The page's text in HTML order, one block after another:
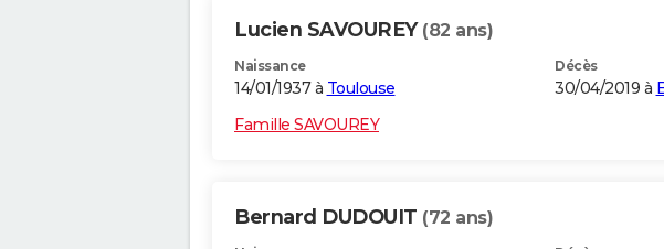
Lucien SAVOUREY (82 ans)
Naissance
14/01/1937 à Toulouse
Décès
30/04/2019 à
Famille SAVOUREY
Bernard DUDOUIT (72 ans)